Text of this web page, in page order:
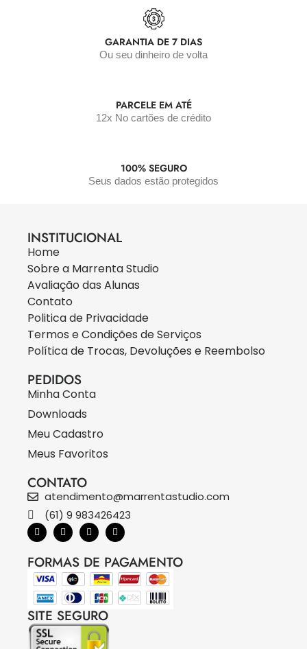
GARANTIA DE 7 DIAS
Ou seu dinheiro de volta
PARCELE EM ATÉ
12x No cartões de crédito
100% SEGURO
Seus dados estão protegidos
INSTITUCIONAL
Home
Sobre a Marrenta Studio
Avaliação das Alunas
Contato
Politica de Privacidade
Termos e Condições de Serviços
Política de Trocas, Devoluções e Reembolso
PEDIDOS
Minha Conta
Downloads
Meu Cadastro
Meus Favoritos
CONTATO
atendimento@marrentastudio.com
(61) 9 983426423
FORMAS DE PAGAMENTO
SITE SEGURO